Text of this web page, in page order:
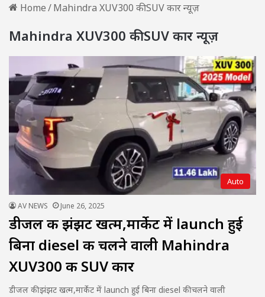
Home/Mahindra XUV300 की SUV कार न्यूज़
Mahindra XUV300 की SUV कार न्यूज़
Auto
AV NEWS June 26, 2025
डीजल की झंझट खत्म,मार्केट में launch हुई
बिना diesel की चलने वाली Mahindra
XUV300 की SUV कार
डीजल की झंझट खत्म,मार्केट में launch हुई बिना diesel की चलने वाली